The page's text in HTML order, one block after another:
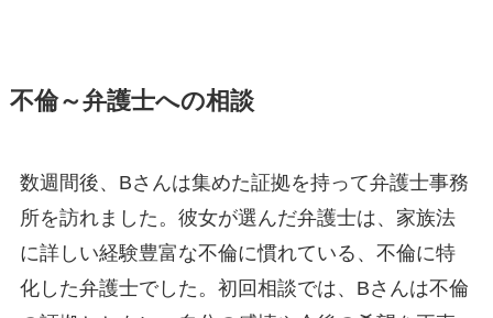
不倫～弁護士への相談
数週間後、Bさんは集めた証拠を持って弁護士事務
所を訪れました。彼女が選んだ弁護士は、家族法
に詳しい経験豊富な不倫に慣れている、不倫に特
化した弁護士でした。初回相談では、Bさんは不倫